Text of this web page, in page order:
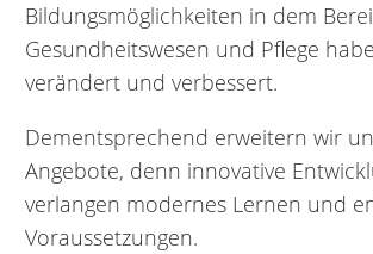
Bildungsmöglichkeiten in dem
Gesundheitswesen und Pflege
verändert und verbessert.
Dementsprechend erweitern wir
Angebote, denn innovative
verlangen modernes Lernen und
Voraussetzungen.